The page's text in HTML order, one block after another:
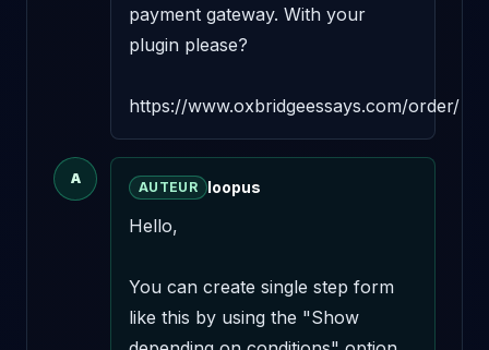
payment gateway. With your
plugin please?
https://www.oxbridgeessays.com/order/
A
AUTEUR loopus
Hello,
You can create single step form
like this by using the "Show